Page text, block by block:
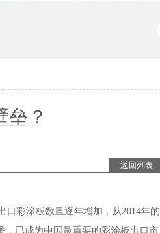
垒？
返回列表
彩涂板数量逐年增加，从2014年的
，已成为中国最重要的彩涂板出口市